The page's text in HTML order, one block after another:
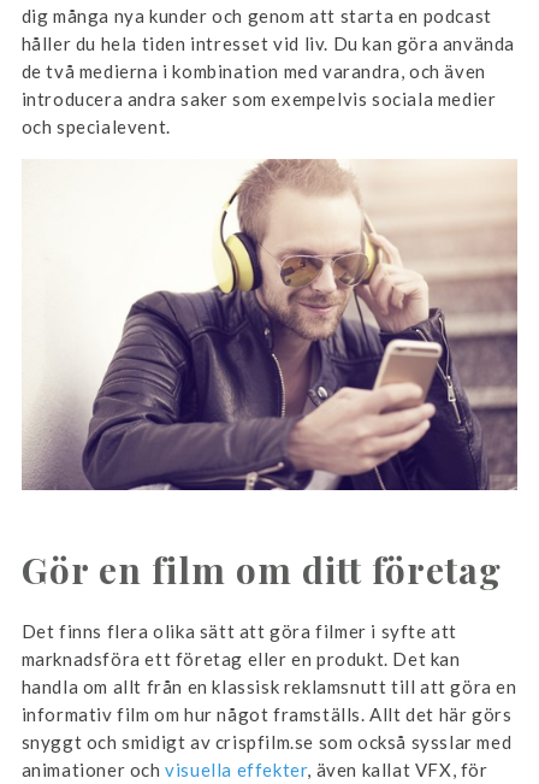
dig många nya kunder och genom att starta en podcast
håller du hela tiden intresset vid liv. Du kan göra använda
de två medierna i kombination med varandra, och även
introducera andra saker som exempelvis sociala medier
och specialevent.
Gör en film om ditt företag
Det finns flera olika sätt att göra filmer i syfte att
marknadsföra ett företag eller en produkt. Det kan
handla om allt från en klassisk reklamsnutt till att göra en
informativ film om hur något framställs. Allt det här görs
snyggt och smidigt av crispfilm.se som också sysslar med
animationer ochvisuella effekter, även kallat VFX, för